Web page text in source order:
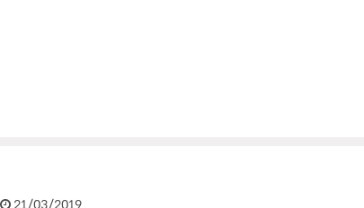
21/03/2019